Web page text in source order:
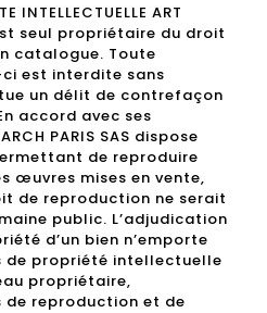
INTELLECTUELLE ART
est seul propriétaire du droit
catalogue. Toute
est interdite sans
un délit de contrefaçon
accord avec ses
PARIS SAS dispose
de reproduire
œuvres mises en vente,
de reproduction ne serait
public. L’adjudication
d’un bien n’emporte
de propriété intellectuelle
propriétaire,
reproduction et de